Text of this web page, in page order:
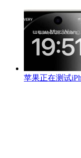
苹果正在测试